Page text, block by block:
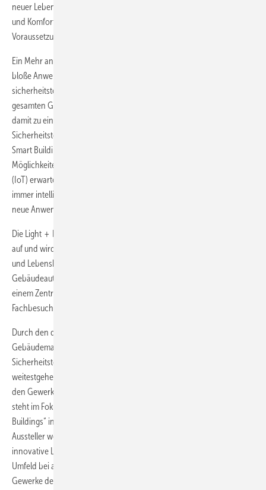
neuer Lebenskonzepte in Wohn- und Arbeitsbereichen ist Sicherheit
und Komfort für Bewohner und Gebäudenutzer eine unverzichtbare
Voraussetzung.
Ein Mehr an Sicherheit und Komfort entsteht jedoch nicht durch die
bloße Anwendung der Sicherheitstechnik allein. Erst die Vernetzung
sicherheitstechnischer Einrichtungen untereinander und mit der
gesamten Gebäudetechnik führt zu einem smarten Gebäude und
damit zu einem Mehrwert für Betreiber und Nutzer. Die elektronische
Sicherheitstechnik wird integraler Bestandteil im Smart Home und
Smart Building. Sensoren der Sicherheitstechnik bieten ganz neue
Möglichkeiten zur Datenerhebung. Und mit dem Internet of Things
(IoT) erwarten Experten einen weiteren Schub: Sensoren werden
immer intelligenter, kleiner und preiswerter, sodass zukünftig völlig
neue Anwendungen möglich sein werden.
Die Light + Building 2018 nimmt die Trends rund um smarte Gebäude
auf und wird zum Katalysator für die Entwicklung moderner Arbeits-
und Lebenskonzepte. Erstmals wird in Halle 9.1 die Haus- und
Gebäudeautomation mit der elektronischen Sicherheitstechnik zu
einem Zentrum der integrierten Gebäudetechnik verschmolzen, das
Fachbesuchern einen kompakten Überblick ermöglicht.
Durch den digitalen Wandel verändern sich auch die Prozesse im
Gebäudemanagement. Vermehrt findet eine Fusion der Systeme der
Sicherheitstechnik mit anderen Gewerken statt, die bislang
weitestgehend autark gearbeitet haben. Die Schnittstellen zwischen
den Gewerken spielen hierbei eine zentrale Rolle. Diese Thematik
steht im Fokus der Sonderschau „Secure! Connected Security in
Buildings“ in der Halle 9.1. In Abgrenzung zu den Präsentationen der
Aussteller werden für drei Nutzungsfelder (Hotel, Büro, Industrie)
innovative Lösungen aus der elektrotechnischen Sicherheit im realen
Umfeld bei aktiven Szenarien (Brand, Unwetter, Einbruch) gezeigt. Die
Gewerke der Sicherheits- und Gebäudetechnik sind dazu produkt-